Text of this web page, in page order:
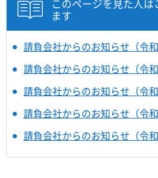
このページを見た人
ます
請負会社からのお知らせ（令和
請負会社からのお知らせ（令和
請負会社からのお知らせ（令和
請負会社からのお知らせ（令和
請負会社からのお知らせ（令和